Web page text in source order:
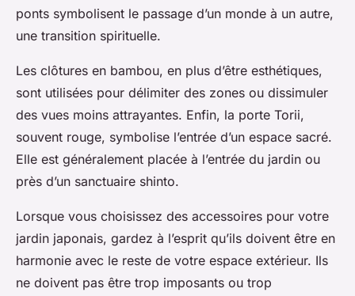
ponts symbolisent le passage d’un monde à un autre,
une transition spirituelle.
Les clôtures en bambou, en plus d’être esthétiques,
sont utilisées pour délimiter des zones ou dissimuler
des vues moins attrayantes. Enfin, la porte Torii,
souvent rouge, symbolise l’entrée d’un espace sacré.
Elle est généralement placée à l’entrée du jardin ou
près d’un sanctuaire shinto.
Lorsque vous choisissez des accessoires pour votre
jardin japonais, gardez à l’esprit qu’ils doivent être en
harmonie avec le reste de votre espace extérieur. Ils
ne doivent pas être trop imposants ou trop